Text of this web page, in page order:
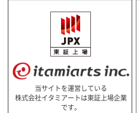
当サイトを運営している
株式会社イタミアートは東証上場企業
です。